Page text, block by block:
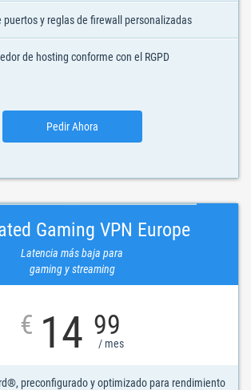
puertos y reglas de firewall personalizadas
de hosting conforme con el RGPD
Pedir Ahora
Gaming VPN Europe
Latencia más baja para
gaming y streaming
€ 14 99
/ mes
preconfigurado y optimizado para rendimiento